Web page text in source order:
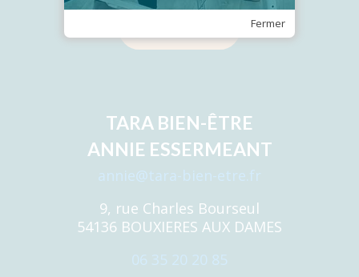
TARA BIEN-ÊTRE
ANNIE ESSERMEANT
annie@tara-bien-etre.fr
9, rue Charles Bourseul
54136 BOUXIERES AUX DAMES
06 35 20 20 85
Fermer